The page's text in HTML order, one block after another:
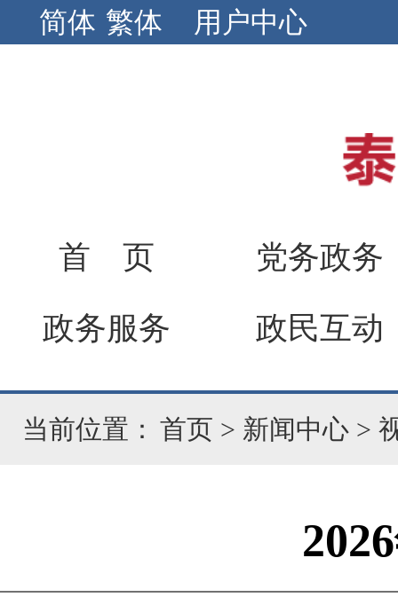
简体 繁体 用户中心
首 页
党务政务
政务服务
政民互动
当前位置： 首页 > 新闻中心 >